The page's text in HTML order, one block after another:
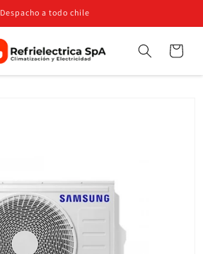
Despacho a todo chile
Búsqueda Carrito